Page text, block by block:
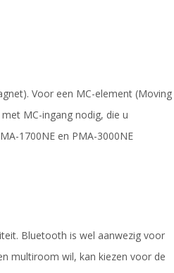
Voor een MC-element (Moving
MC-ingang nodig, die u
1700NE en PMA-3000NE
Bluetooth is wel aanwezig voor
multiroom wil, kan kiezen voor de